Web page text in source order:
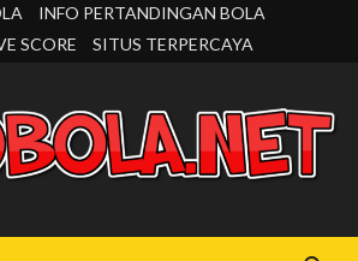
INFO PERTANDINGAN BOLA
SCORE
SITUS TERPERCAYA